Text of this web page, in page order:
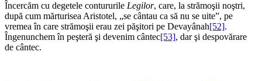
Încercăm cu degetele contururile Legilor, care, la strămoşii noştri,
după cum mărturisea Aristotel, „se cântau ca să nu se uite”, pe
vremea în care strămoşii erau zei păşitori pe Devayânah[52].
Îngenunchem în peşteră şi devenim cântec[53], dar şi despovărare
de cântec.